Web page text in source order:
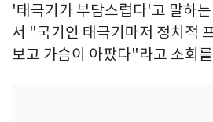
'태극기가 부담스럽다'고 말하
서 "국기인 태극기마저 정치적
보고 가슴이 아팠다"라고 소회